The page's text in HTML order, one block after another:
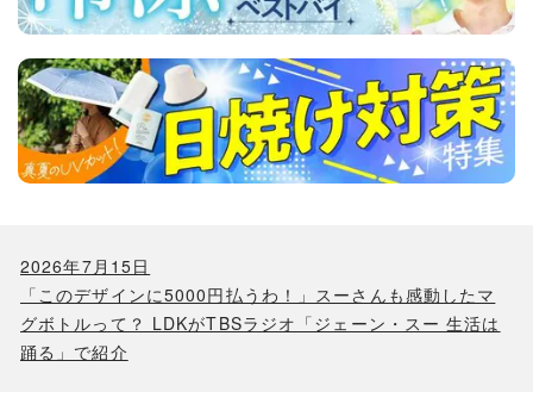
2026年7月15日
「このデザインに5000円払うわ！」スーさんも感動したマ
グボトルって？ LDKがTBSラジオ「ジェーン・スー 生活は
踊る」で紹介